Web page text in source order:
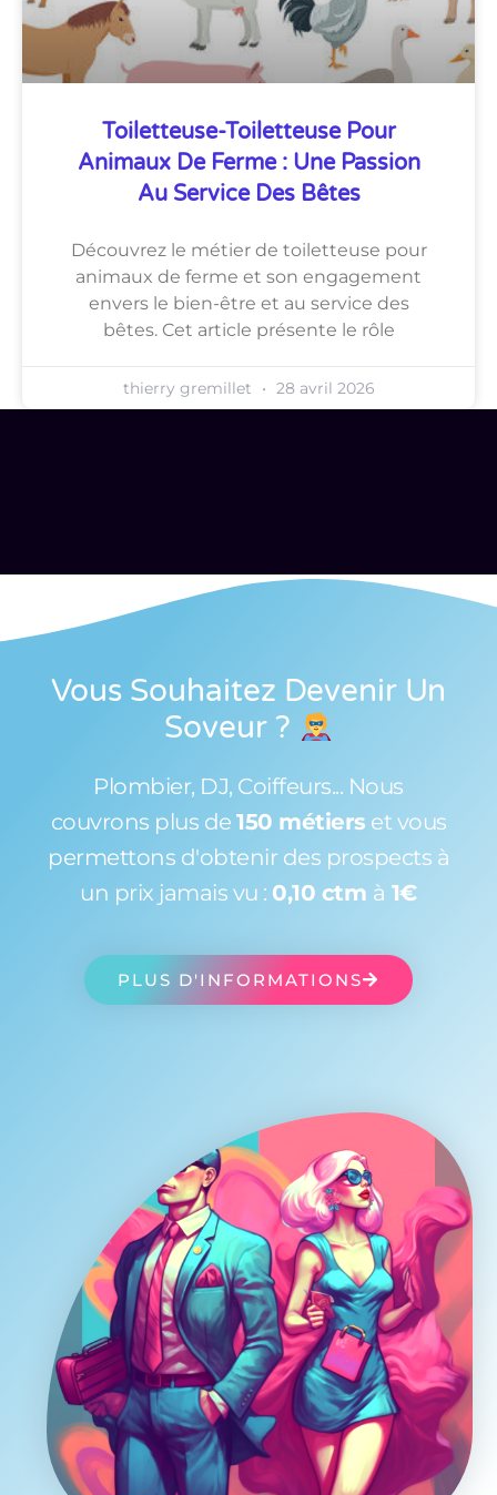
Toiletteuse-Toiletteuse Pour
Animaux De Ferme : Une Passion
Au Service Des Bêtes
Découvrez le métier de toiletteuse pour
animaux de ferme et son engagement
envers le bien-être et au service des
bêtes. Cet article présente le rôle
thierry gremillet 28 avril 2026
Vous Souhaitez Devenir Un
Soveur ?
Plombier, DJ, Coiffeurs... Nous
couvrons plus de 150 métiers et vous
permettons d'obtenir des prospects à
un prix jamais vu : 0,10 ctm à 1€
PLUS D'INFORMATIONS